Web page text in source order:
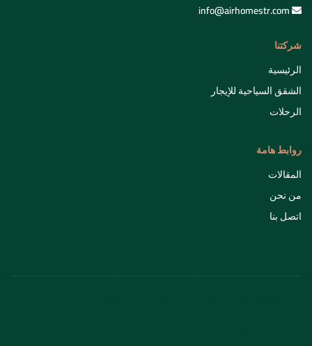
info@airhomestr.com
شركتنا
الرئيسية
الشقق السياحية للإيجار
الرحلات
روابط هامة
المقالات
من نحن
اتصل بنا